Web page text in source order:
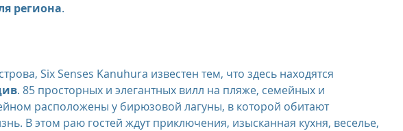
региона.
Six Senses Kanuhura известен тем, что здесь находятся
. 85 просторных и элегантных вилл на пляже, семейных и
расположены у бирюзовой лагуны, в которой обитают
В этом раю гостей ждут приключения, изысканная кухня, веселье,